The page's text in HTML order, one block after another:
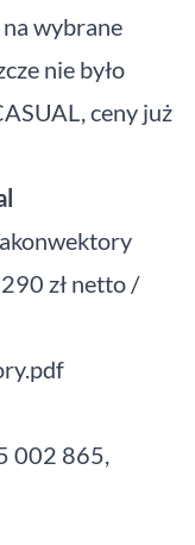
wybrane
nie było
ceny już
zł netto /
002 865,